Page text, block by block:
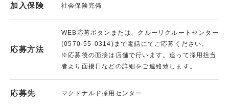
加入保険 社会保険完備
応募方法
WEB応募ボタンまたは、クルーリクルートセンター
(0570-55-0314)まで電話にてご応募ください。
※応募後の面接は店舗で行います。追って採用担当
者より面接日などの詳細をご連絡致します。
応募先 マクドナルド採用センター